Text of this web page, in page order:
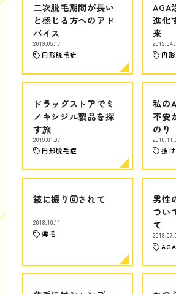
二次脱毛期間が長い
と感じる方へのアド
バイス
2019.05.17
円形脱毛症
AGA
進化
来
円
ドラッグストアでミ
ノキシジル製品を探
す旅
2019.01.07
円形脱毛症
私の
不安
のり
抜
鏡に振り回されて
2018.10.11
薄毛
男性
つい
て
AGA